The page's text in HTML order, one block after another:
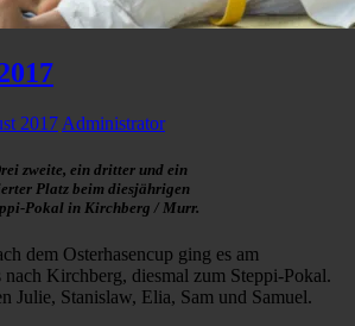
2017 Administrator
zweite, ein dritter und ein
Platz beim diesjährigen
Pokal in Kirchberg / Murr.
dem Osterhasencup ging es am
nach Kirchberg, diesmal zum Steppi-Pokal.
Julie, Stanislaw, Elia, Sam und Samuel.